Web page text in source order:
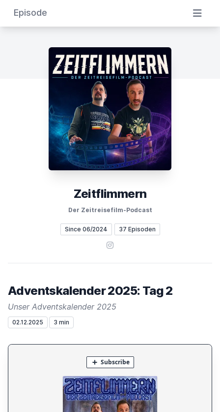
Episode
Zeitflimmern
Der Zeitreisefilm-Podcast
Since 06/2024 37 Episoden
Instagram
Adventskalender 2025: Tag 2
Unser Adventskalender 2025
02.12.2025 3 min